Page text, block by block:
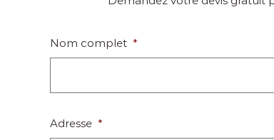
Nom complet *
Adresse *